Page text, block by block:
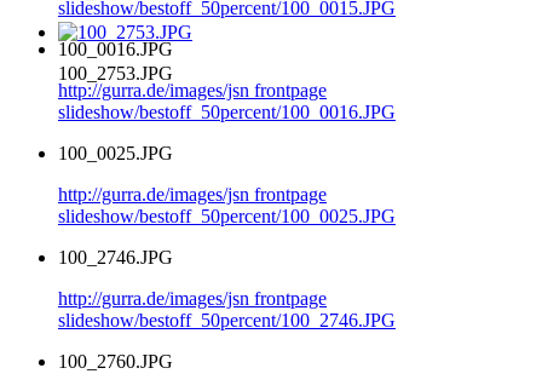
100_2753.JPG
slideshow/bestoff_50percent/100_0015.JPG
100_0016.JPG
http://gurra.de/images/jsn frontpage
slideshow/bestoff_50percent/100_0016.JPG
100_0025.JPG
http://gurra.de/images/jsn frontpage
slideshow/bestoff_50percent/100_0025.JPG
100_2746.JPG
http://gurra.de/images/jsn frontpage
slideshow/bestoff_50percent/100_2746.JPG
100_2760.JPG